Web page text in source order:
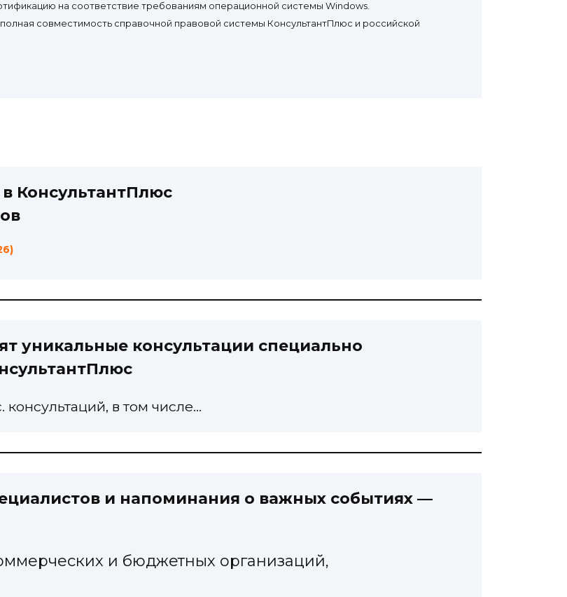
на соответствие требованиям операционной системы Windows.
совместимость справочной правовой системы КонсультантПлюс и российской
КонсультантПлюс
уникальные консультации специально
консультаций, в том числе…
и напоминания о важных событиях —
и бюджетных организаций,